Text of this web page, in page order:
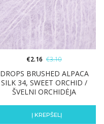
DROPS BRUSHED ALPACA
SILK 34, SWEET ORCHID /
ŠVELNI ORCHIDĖJA
€2.16 €3.10
Į KREPŠELĮ